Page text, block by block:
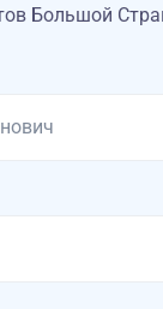
Большой